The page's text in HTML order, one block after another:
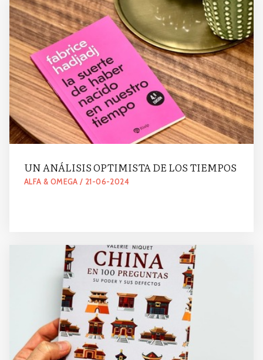
UN ANÁLISIS OPTIMISTA DE LOS TIEMPOS
ALFA & OMEGA / 21-06-2024